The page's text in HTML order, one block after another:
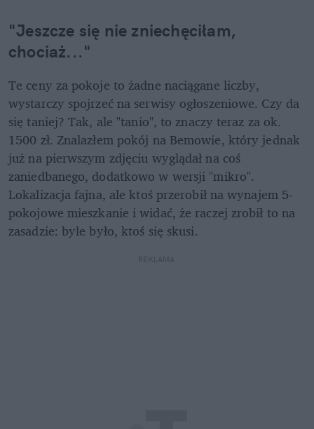
"Jeszcze się nie zniechęciłam,
chociaż..."
Te ceny za pokoje to żadne naciągane liczby,
wystarczy spojrzeć na serwisy ogłoszeniowe. Czy da
się taniej? Tak, ale "tanio", to znaczy teraz za ok.
1500 zł. Znalazłem pokój na Bemowie, który jednak
już na pierwszym zdjęciu wyglądał na coś
zaniedbanego, dodatkowo w wersji "mikro".
Lokalizacja fajna, ale ktoś przerobił na wynajem 5-
pokojowe mieszkanie i widać, że raczej zrobił to na
zasadzie: byle było, ktoś się skusi.
REKLAMA